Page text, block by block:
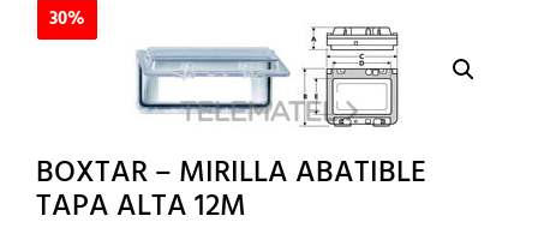
30%
BOXTAR – MIRILLA ABATIBLE
TAPA ALTA 12M
30%